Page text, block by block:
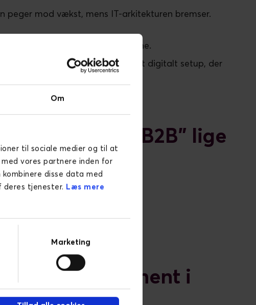
Om
til sociale medier og til at
vores partnere inden for
disse data med
deres tjenester. Læs mere
Marketing
peger mod vækst, mens IT-arkitekturen bremser.
faktiske eksekveringsevne.
“execution gap” og skabe et digitalt setup, der
in Danish B2B" lige
fundament i
mig her: